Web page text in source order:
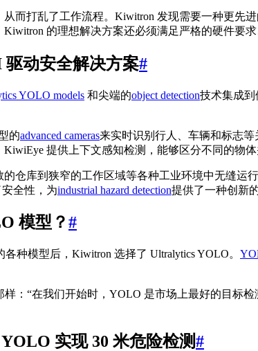
从而打乱了工作流程。Kiwitron 发现需要一种更
的理想解决方案还必须满足严格的硬件要
动安全解决方案#
YOLO models 和尖端的object detection技术集成
的advanced cameras来实时识别行人、车辆和标志等
提供上下文感知检测，能够区分不同的物体
仓库到狭窄的工作区域等各种工业环境中无缝运
全性，为industrial hazard detection提供了一种创新
模型？#
种模型后，Kiwitron 选择了 Ultralytics YOLO。
：“在我们开始时，YOLO 是市场上最好的目标
实现 30 米危险检测#